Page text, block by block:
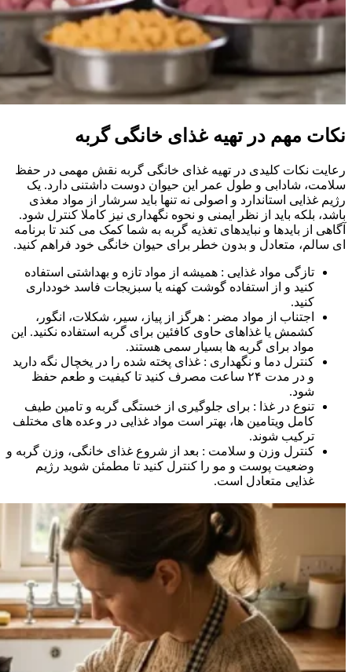
نکات مهم در تهیه غذای خانگی گربه
رعایت نکات کلیدی در تهیه غذای خانگی گربه نقش مهمی در حفظ
سلامت، شادابی و طول عمر این حیوان دوست‌ داشتنی دارد. یک
رژیم غذایی استاندارد و اصولی نه‌ تنها باید سرشار از مواد مغذی
باشد، بلکه باید از نظر ایمنی و نحوه نگهداری نیز کاملا کنترل شود.
آگاهی از بایدها و نبایدهای تغذیه گربه به شما کمک می‌ کند تا برنامه‌
ای سالم، متعادل و بدون خطر برای حیوان خانگی خود فراهم کنید.
تازگی مواد غذایی : همیشه از مواد تازه و بهداشتی استفاده
کنید و از استفاده گوشت کهنه یا سبزیجات فاسد خودداری
کنید.
اجتناب از مواد مضر : هرگز از پیاز، سیر، شکلات، انگور،
کشمش یا غذاهای حاوی کافئین برای گربه استفاده نکنید. این
مواد برای گربه‌ ها بسیار سمی هستند.
کنترل دما و نگهداری : غذای پخته شده را در یخچال نگه دارید
و در مدت ۲۴ ساعت مصرف کنید تا کیفیت و طعم حفظ
شود.
تنوع در غذا : برای جلوگیری از خستگی گربه و تامین طیف
کامل ویتامین‌ ها، بهتر است مواد غذایی در وعده‌ های مختلف
ترکیب شوند.
کنترل وزن و سلامت : بعد از شروع غذای خانگی، وزن گربه و
وضعیت پوست و مو را کنترل کنید تا مطمئن شوید رژیم
غذایی متعادل است.